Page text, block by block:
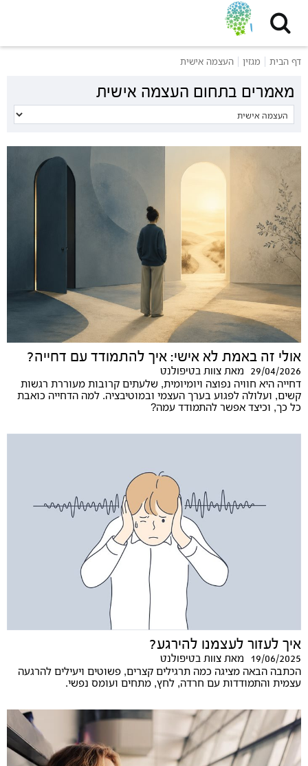
דף הבית מגזין העצמה אישית
מאמרים בתחום העצמה אישית
אולי זה באמת לא אישי: איך להתמודד עם דחייה?
29/04/2026 מאת צוות בטיפולנט
דחייה היא חוויה נפוצה ויומיומית, שלעתים קרובות מעוררת רגשות
קשים, ועלולה לפגוע בערך העצמי ובמוטיבציה. למה הדחייה כואבת
כל כך, וכיצד אפשר להתמודד עמה?
איך לעזור לעצמנו להירגע?
19/06/2025 מאת צוות בטיפולנט
הכתבה הבאה מציגה כמה תרגילים קצרים, פשוטים ויעילים להרגעה
עצמית והתמודדות עם חרדה, לחץ, מתחים ועומס נפשי.